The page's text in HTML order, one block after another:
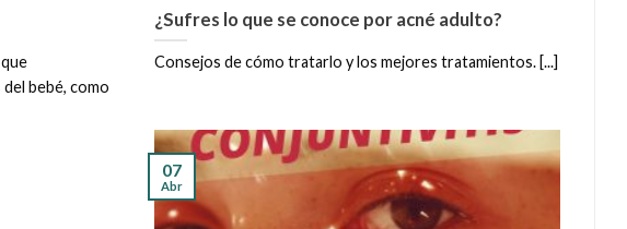
bebé, como
¿Sufres lo que se conoce por acné adulto?
Consejos de cómo tratarlo y los mejores tratamientos. [...]
07
Abr